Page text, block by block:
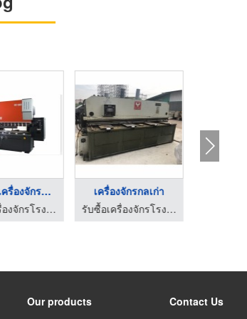
จำหน่ายเครื่องจักรอุ ...
รับซื้อเครื่องจักรโรงงาน เอส พี จักรกล
เครื่องจักรกลเก่า
รับซื้อเครื่องจักรโรงงาน เอส พี จักรกล
Our products Contact Us